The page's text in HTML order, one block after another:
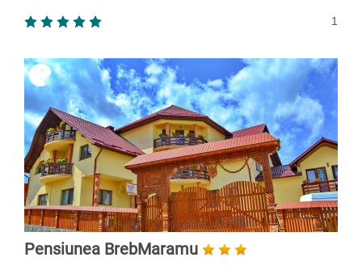
1
Pensiunea BrebMaramu